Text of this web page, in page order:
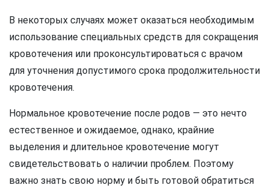
В некоторых случаях может оказаться необходимым
использование специальных средств для сокращения
кровотечения или проконсультироваться с врачом
для уточнения допустимого срока продолжительности
кровотечения.
Нормальное кровотечение после родов — это нечто
естественное и ожидаемое, однако, крайние
выделения и длительное кровотечение могут
свидетельствовать о наличии проблем. Поэтому
важно знать свою норму и быть готовой обратиться